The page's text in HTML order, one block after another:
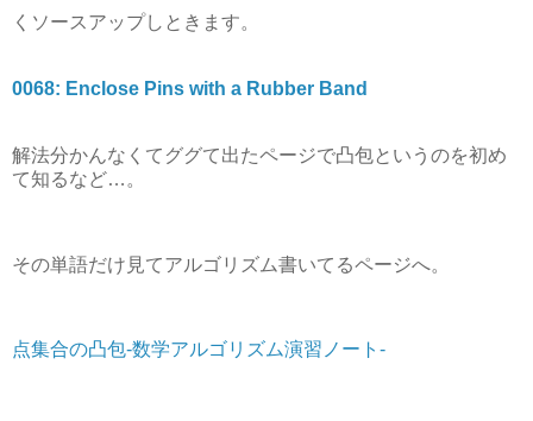
くソースアップしときます。
0068: Enclose Pins with a Rubber Band
解法分かんなくてググて出たページで凸包というのを初め
て知るなど…。
その単語だけ見てアルゴリズム書いてるページへ。
点集合の凸包-数学アルゴリズム演習ノート-